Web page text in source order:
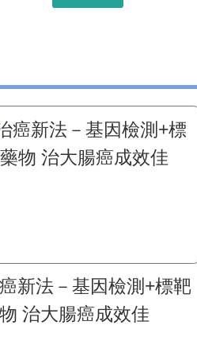
新法－基因檢測+標靶
治大腸癌成效佳